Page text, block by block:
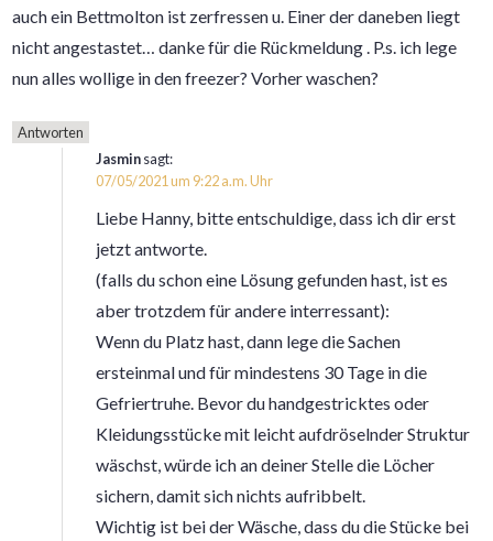
auch ein Bettmolton ist zerfressen u. Einer der daneben liegt
nicht angestastet… danke für die Rückmeldung . P.s. ich lege
nun alles wollige in den freezer? Vorher waschen?
Antworten
Jasminsagt:
07/05/2021 um 9:22 a.m. Uhr
Liebe Hanny, bitte entschuldige, dass ich dir erst
jetzt antworte.
(falls du schon eine Lösung gefunden hast, ist es
aber trotzdem für andere interressant):
Wenn du Platz hast, dann lege die Sachen
ersteinmal und für mindestens 30 Tage in die
Gefriertruhe. Bevor du handgestricktes oder
Kleidungsstücke mit leicht aufdröselnder Struktur
wäschst, würde ich an deiner Stelle die Löcher
sichern, damit sich nichts aufribbelt.
Wichtig ist bei der Wäsche, dass du die Stücke bei